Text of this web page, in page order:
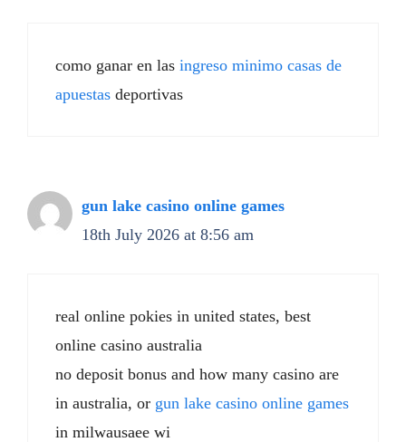
como ganar en las ingreso minimo casas de
apuestas deportivas
gun lake casino online games
18th July 2026 at 8:56 am
real online pokies in united states, best
online casino australia
no deposit bonus and how many casino are
in australia, or gun lake casino online games
in milwausaee wi